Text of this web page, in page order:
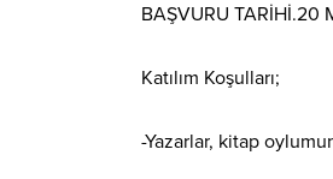
BAŞVURU TARİHİ.20
Katılım Koşulları;
-Yazarlar, kitap